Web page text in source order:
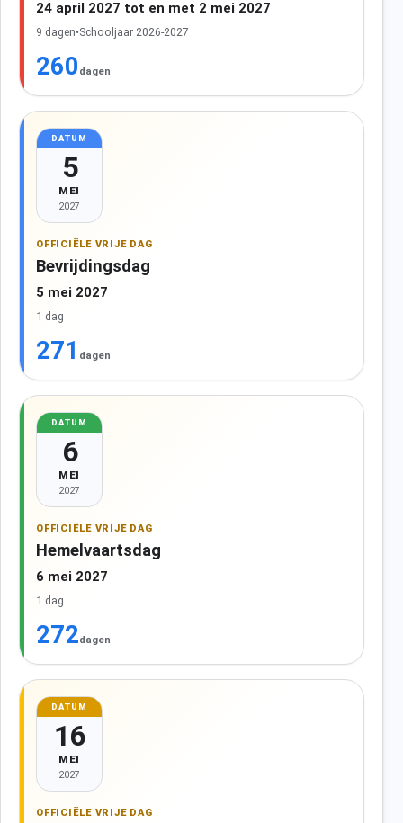
24 april 2027 tot en met 2 mei 2027
9 dagen•Schooljaar 2026-2027
260 dagen
DATUM
5
MEI
2027
OFFICIËLE VRIJE DAG
Bevrijdingsdag
5 mei 2027
1 dag
271 dagen
DATUM
6
MEI
2027
OFFICIËLE VRIJE DAG
Hemelvaartsdag
6 mei 2027
1 dag
272dagen
DATUM
16
MEI
2027
OFFICIËLE VRIJE DAG